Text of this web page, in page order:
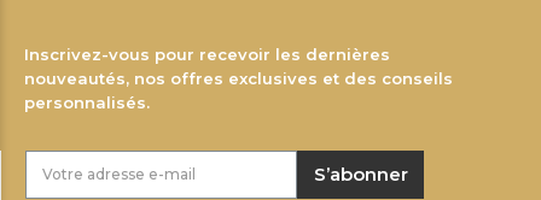
Inscrivez-vous pour recevoir les dernières
nouveautés, nos offres exclusives et des conseils
personnalisés.
S’abonner